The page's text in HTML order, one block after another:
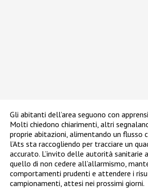
Gli abitanti dell’area seguono con
Molti chiedono chiarimenti, altri
proprie abitazioni, alimentando un flusso
l’Ats sta raccogliendo per tracciare un
accurato. L’invito delle autorità sanitarie
quello di non cedere all’allarmismo,
comportamenti prudenti e attendere i
campionamenti, attesi nei prossimi giorni.